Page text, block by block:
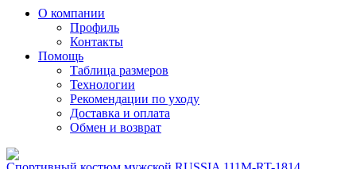
О компании
Профиль
Контакты
Помощь
Таблица размеров
Технологии
Рекомендации по уходу
Доставка и оплата
Обмен и возврат